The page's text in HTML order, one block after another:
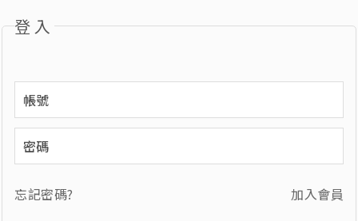
登入
忘記密碼? 加入會員